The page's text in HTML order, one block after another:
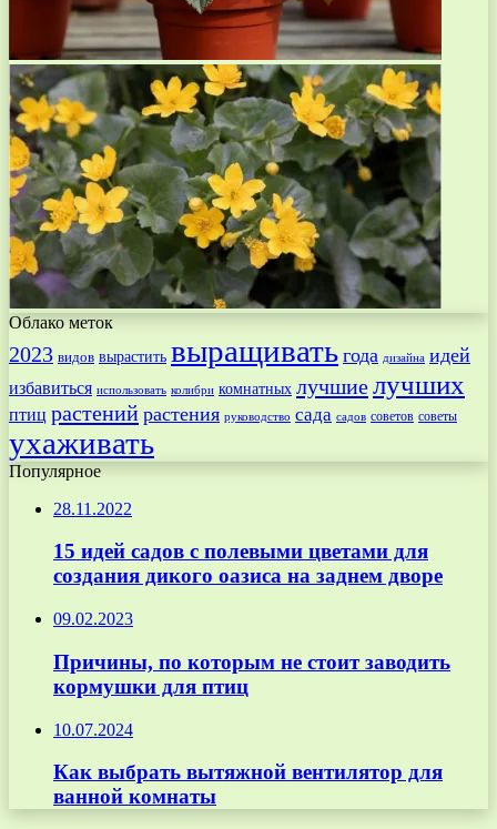
Облако меток
2023 видов вырастить выращивать года дизайна идей
избавиться использовать колибри комнатных лучшиелучших
птиц растений растения руководство сада садов советов советы
ухаживать
Популярное
28.11.2022
15 идей садов с полевыми цветами для
создания дикого оазиса на заднем дворе
09.02.2023
Причины, по которым не стоит заводить
кормушки для птиц
10.07.2024
Как выбрать вытяжной вентилятор для
ванной комнаты